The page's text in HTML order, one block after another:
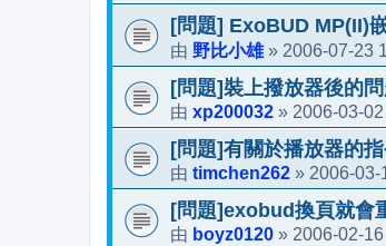
[問題] ExoBUD MP(II)
由 野比小雄» 2006-07-23
[問題]裝上撥放器後的
由 xp200032 » 2006-03-
[問題]有關於播放器的
由 timchen262 » 2006-03-
[問題]exobud換頁就會
由 boyz0120 » 2006-02-